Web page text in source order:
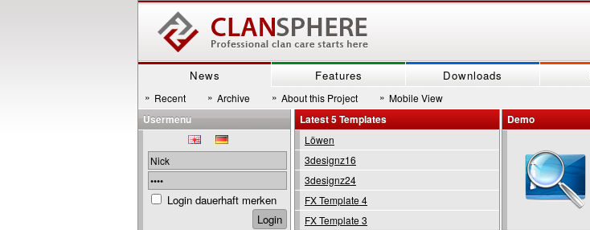
News Features Downloads
» Recent » Archive » About this Project » Mobile View
Latest 5 Templates
Löwen
3designz16
3designz24
FX Template 4
FX Template 3
Demo
Usermenu
Login dauerhaft merken